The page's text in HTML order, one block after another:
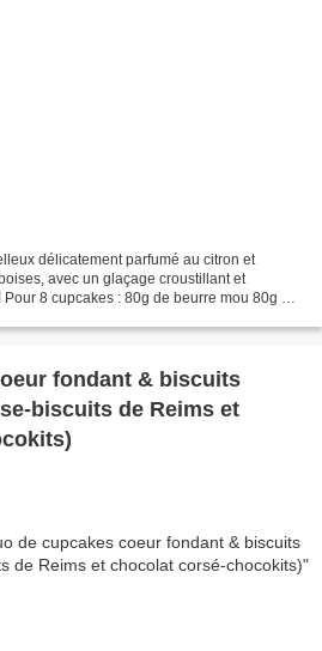
délicatement parfumé au citron et
avec un glaçage croustillant et
8 cupcakes : 80g de beurre mou 80g de
fondant & biscuits
biscuits de Reims et